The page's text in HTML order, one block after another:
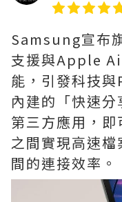
Samsung宣布
支援與Apple
能，引發科技
內建的「快速
第三方應用，
之間實現高速
間的連接效率。